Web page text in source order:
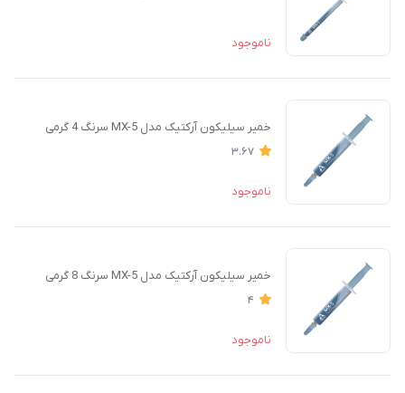
ناموجود
خمیر سیلیکون آرکتیک مدل MX-5 سرنگ 4 گرمی
3.67
ناموجود
خمیر سیلیکون آرکتیک مدل MX-5 سرنگ 8 گرمی
4
ناموجود